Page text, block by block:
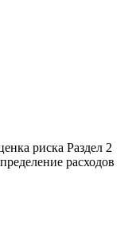
риска Раздел 2
расходов